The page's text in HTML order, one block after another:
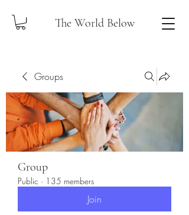
The World Below
Groups
Group
Public · 135 members
Join